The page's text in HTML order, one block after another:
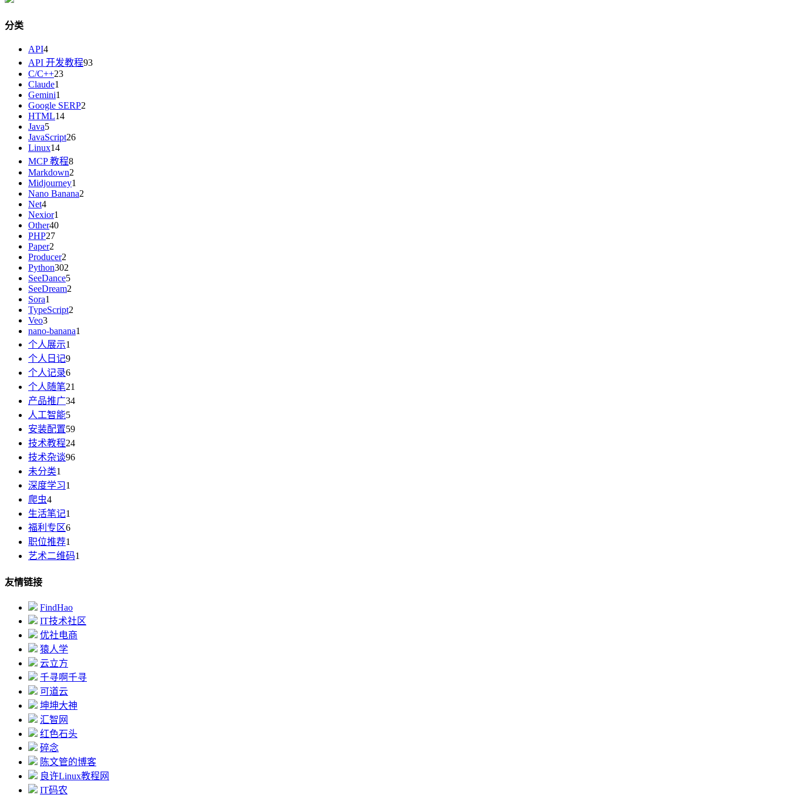
分类
API4
API 开发教程93
C/C++23
Claude1
Gemini1
Google SERP2
HTML14
Java5
JavaScript26
Linux14
MCP 教程8
Markdown2
Midjourney1
Nano Banana2
Net4
Nexior1
Other40
PHP27
Paper2
Producer2
Python302
SeeDance5
SeeDream2
Sora1
TypeScript2
Veo3
nano-banana1
个人展示1
个人日记9
个人记录6
个人随笔21
产品推广34
人工智能5
安装配置59
技术教程24
技术杂谈96
未分类1
深度学习1
爬虫4
生活笔记1
福利专区6
职位推荐1
艺术二维码1
友情链接
FindHao
IT技术社区
优社电商
猿人学
云立方
千寻啊千寻
可道云
坤坤大神
汇智网
红色石头
碎念
陈文管的博客
良许Linux教程网
IT码农